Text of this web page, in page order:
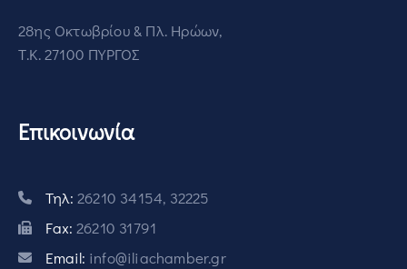
28ης Οκτωβρίου & Πλ. Ηρώων,
Τ.Κ. 27100 ΠΥΡΓΟΣ
Επικοινωνία
Τηλ: 26210 34154, 32225
Fax: 26210 31791
Email: info@iliachamber.gr